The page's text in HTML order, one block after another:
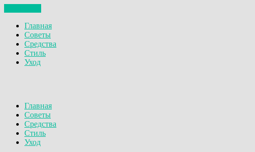
Главная
Советы
Средства
Стиль
Уход
Главная
Советы
Средства
Стиль
Уход